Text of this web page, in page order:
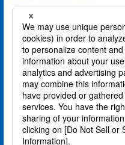
暴風大妖渦
（カリュブディス）
え上げた特質級武器。
鏡身の腕輪
どっぺるげんがー
ヤムザが使用した「魔宝装身具
く、身に着けている装備まで全
樹妖精
どらいあど